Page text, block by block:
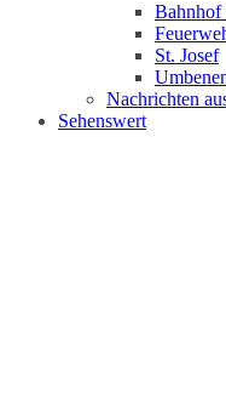
Bahnhof
St. Josef
Nachrichten
Sehenswert